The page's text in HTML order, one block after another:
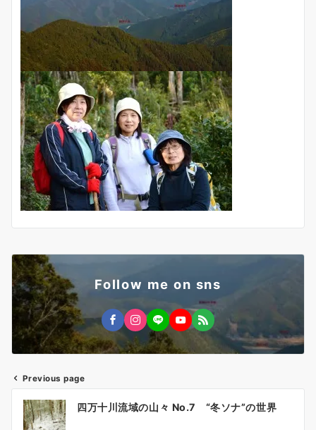
Follow me on sns
投
稿
Previous page
四万十川流域の山々 No.7 “冬ソナ”の世界